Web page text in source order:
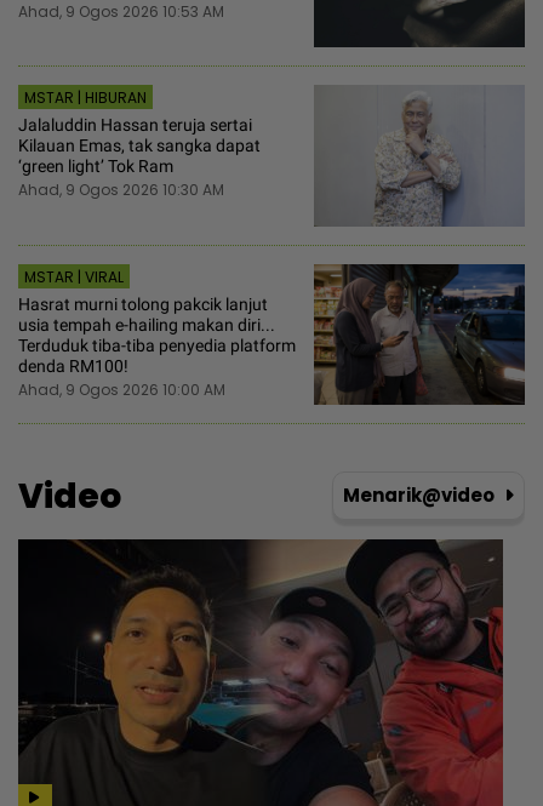
Ahad, 9 Ogos 2026 10:53 AM
MSTAR | HIBURAN
Jalaluddin Hassan teruja sertai
Kilauan Emas, tak sangka dapat
‘green light’ Tok Ram
Ahad, 9 Ogos 2026 10:30 AM
MSTAR | VIRAL
Hasrat murni tolong pakcik lanjut
usia tempah e-hailing makan diri...
Terduduk tiba-tiba penyedia platform
denda RM100!
Ahad, 9 Ogos 2026 10:00 AM
Video Menarik@video